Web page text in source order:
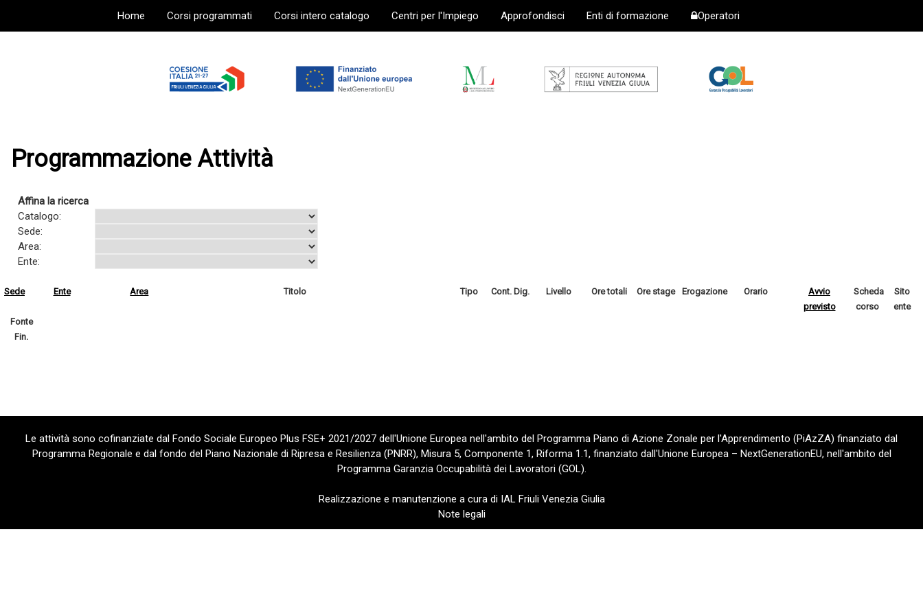
Home Corsi programmati Corsi intero catalogo Centri per l'Impiego Approfondisci Enti di formazione Operatori
Programmazione Attività
Affina la ricerca
Catalogo:
Sede:
Area:
Ente:
Sede Ente Area Titolo Tipo Cont. Dig. Livello Ore totali Ore stage Erogazione Orario
Avvio
previsto
Scheda
corso
Sito
ente
Fonte
Fin.
Le attività sono cofinanziate dal Fondo Sociale Europeo Plus FSE+ 2021/2027 dell'Unione Europea nell'ambito del Programma Piano di Azione Zonale per l'Apprendimento (PiAzZA) finanziato dal
Programma Regionale e dal fondo del Piano Nazionale di Ripresa e Resilienza (PNRR), Misura 5, Componente 1, Riforma 1.1, finanziato dall'Unione Europea – NextGenerationEU, nell'ambito del
Programma Garanzia Occupabilità dei Lavoratori (GOL).
Realizzazione e manutenzione a cura di IAL Friuli Venezia Giulia
Note legali